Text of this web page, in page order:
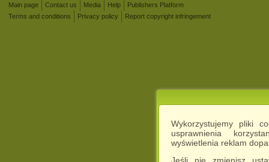
Wykorzystujemy pliki
usprawnienia
wyświetlenia reklam
Jeśli nie zmienisz
Main page Contact us Media Help
Publishers Platform
Terms and conditions
Privacy policy Report copyright infringement